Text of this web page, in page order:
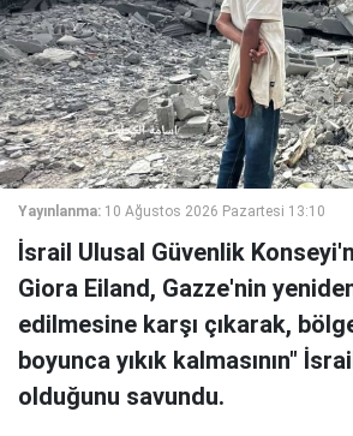
Yayınlanma: 10 Ağustos 2026 Pazartesi 13:10
İsrail Ulusal Güvenlik
Giora Eiland, Gazze'nin
edilmesine karşı çıkarak,
boyunca yıkık kalmasının"
olduğunu savundu.